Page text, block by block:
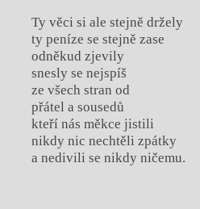
Ty věci si ale stejně držely
ty peníze se stejně zase
odněkud zjevily
snesly se nejspíš
ze všech stran od
přátel a sousedů
kteří nás měkce jistili
nikdy nic nechtěli zpátky
a nedivili se nikdy ničemu.